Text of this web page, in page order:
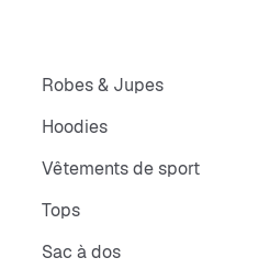
Robes & Jupes
Hoodies
Vêtements de sport
Tops
Sac à dos